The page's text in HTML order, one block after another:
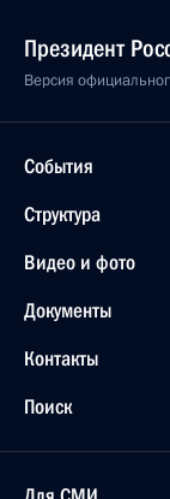
Президент
Версия
События
Структура
Видео и фото
Документы
Контакты
Поиск